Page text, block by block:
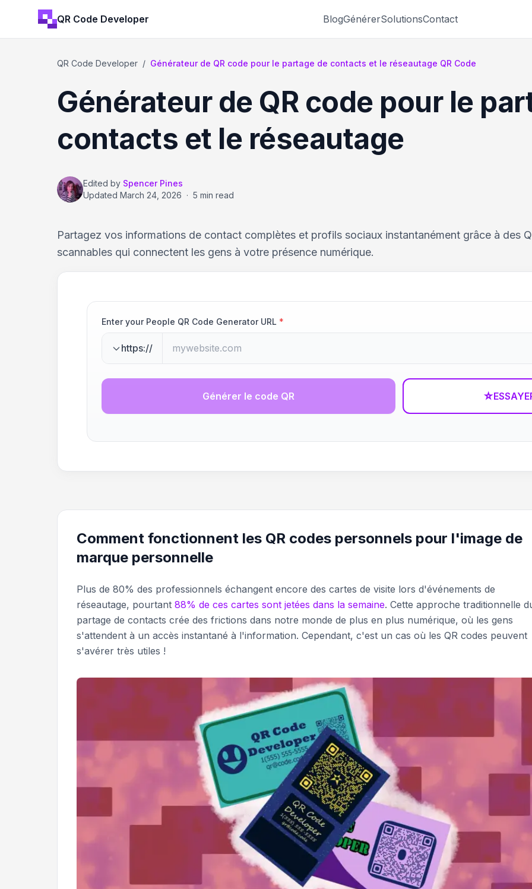
QR Code Developer BlogGénérerSolutionsContact
QR Code Developer / Générateur de QR code pour le partage de contacts et le réseautage QR Code
Générateur de QR code pour le
contacts et le réseautage
Edited by Spencer Pines
Updated March 24, 2026 · 5 min read
Partagez vos informations de contact complètes et profils sociaux instantanément grâce à des
scannables qui connectent les gens à votre présence numérique.
Enter your People QR Code Generator URL *
https://
Générer le code QR ☆
Comment fonctionnent les QR codes personnels pour l'image de
marque personnelle
Plus de 80% des professionnels échangent encore des cartes de visite lors d'événements de
réseautage, pourtant 88% de ces cartes sont jetées dans la semaine. Cette approche traditionnelle
partage de contacts crée des frictions dans notre monde de plus en plus numérique, où les gens
s'attendent à un accès instantané à l'information. Cependant, c'est un cas où les QR codes peuvent
s'avérer très utiles !